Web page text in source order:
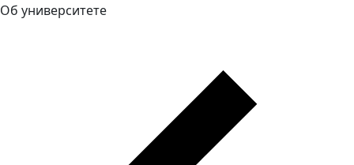
Об университете